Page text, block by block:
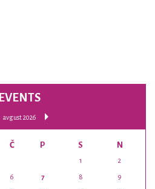
EVENTS
avgust 2026
Č P S N
1 2
6 7 8 9